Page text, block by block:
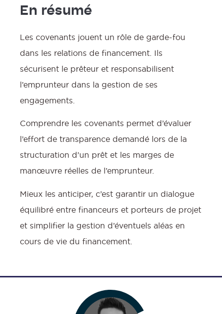
En résumé
Les covenants jouent un rôle de garde-fou
dans les relations de financement. Ils
sécurisent le prêteur et responsabilisent
l’emprunteur dans la gestion de ses
engagements.
Comprendre les covenants permet d’évaluer
l’effort de transparence demandé lors de la
structuration d’un prêt et les marges de
manœuvre réelles de l’emprunteur.
Mieux les anticiper, c’est garantir un dialogue
équilibré entre financeurs et porteurs de projet
et simplifier la gestion d’éventuels aléas en
cours de vie du financement.